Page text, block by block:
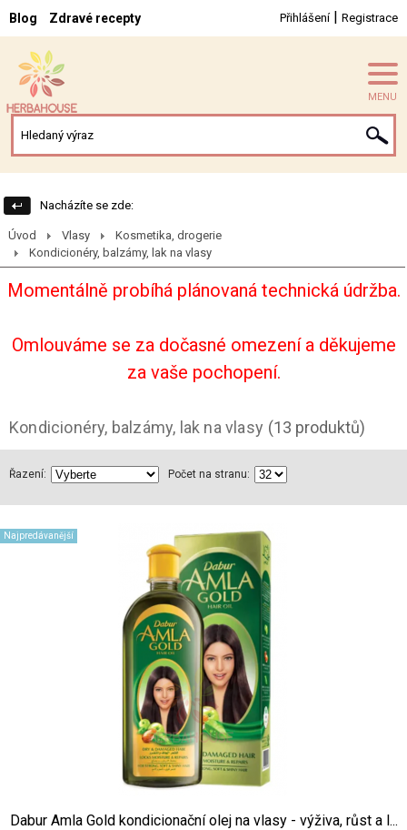
Blog Zdravé recepty Přihlášení| Registrace
MENU
Nacházíte se zde:
Úvod Vlasy
Kosmetika, drogerie
Kondicionéry, balzámy, lak na vlasy
Momentálně probíhá plánovaná technická údržba.
Omlouváme se za dočasné omezení a děkujeme
za vaše pochopení.
Kondicionéry, balzámy, lak na vlasy (13 produktů)
Řazení: Počet na stranu:
Najpredávanější
Dabur Amla Gold kondicionační olej na vlasy - výživa, růst a l...